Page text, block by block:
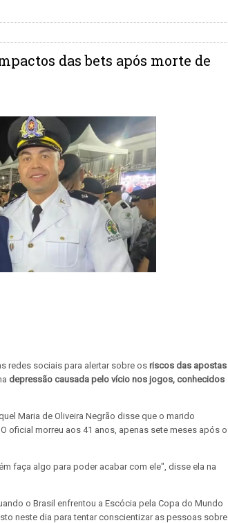
das bets após morte de
redes sociais para alertar sobre os riscos das apostas
depressão causada pelo vício nos jogos, conhecidos
Maria de Oliveira Negrão disse que o marido
O oficial morreu aos 41 anos, apenas sete meses após o
faça algo para poder acabar com ele", disse ela na
o Brasil enfrentou a Escócia pela Copa do Mundo
neste dia para tentar conscientizar as pessoas sobre